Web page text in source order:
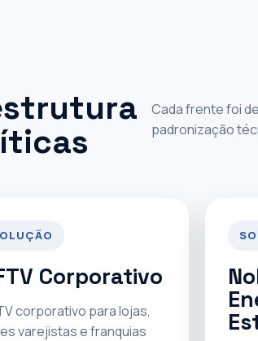
Cada frente foi
padronização
Corporativo
corporativo para lojas,
varejistas e franquias